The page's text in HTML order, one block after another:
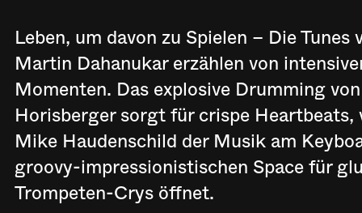
Leben, um davon zu Spielen – Die Tunes
Martin Dahanukar erzählen von
Momenten. Das explosive Drumming
Horisberger sorgt für crispe Heartbeats,
Mike Haudenschild der Musik am
groovy-impressionistischen Space für
Trompeten-Crys öffnet.